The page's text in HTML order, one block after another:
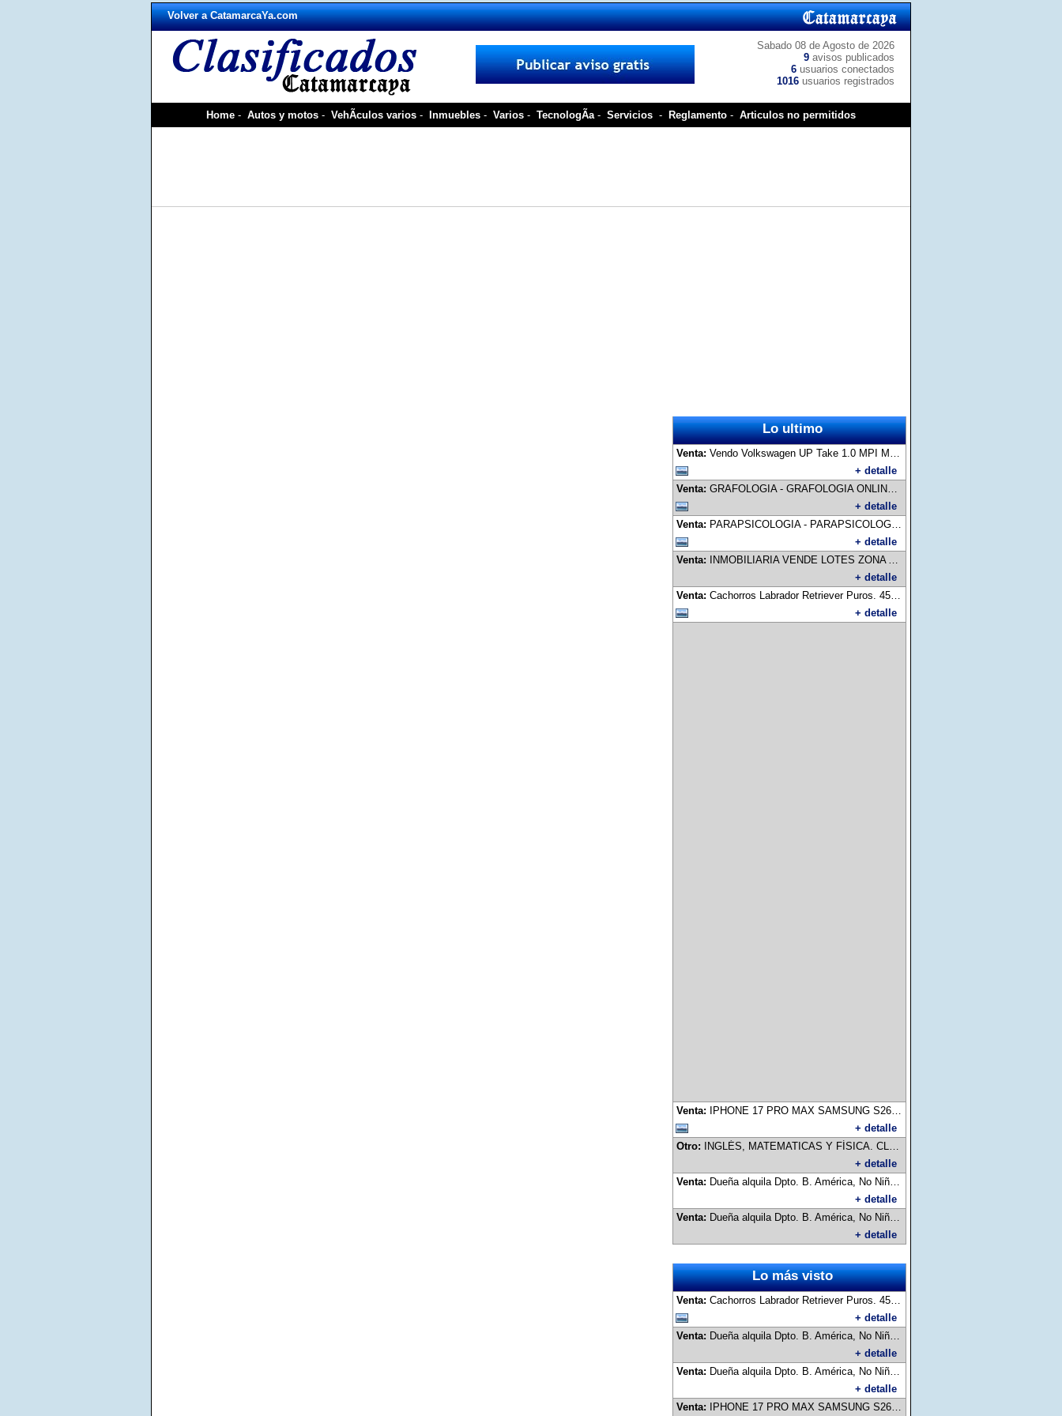
Volver a CatamarcaYa.com
Sabado 08 de Agosto de 2026
9 avisos publicados
6 usuarios conectados
1016 usuarios registrados
Home - Autos y motos - VehÃ­culos varios - Inmuebles - Varios - TecnologÃ­a- Servicios - Reglamento - Articulos no permitidos
Lo ultimo
Venta: Vendo Volkswagen UP Take 1.0 MPI Modelo 2018 en muy buen estado todo al día listo para transferir. Precio $13.500.000 escucho ofertas razonables yaya
+ detalle
Venta: GRAFOLOGIA - GRAFOLOGIA ONLINE / Estudie la carrera de Perito en Grafología apta para todo interesado y sin requisitos previos. / contacto: centroinstituto@hotmail.com / web: www.grafologiarosario.com
+ detalle
Venta: PARAPSICOLOGIA - PARAPSICOLOGIA ONLINE / Estudie la carrera de Parapsicología apta para todo interesado y sin requisitos previos. / contacto: centroinstituto@hotmail.com / web: www.parapsiquis.com
+ detalle
Venta:
INMOBILIARIA VENDE LOTES ZONA ALTA AV, DEL PINO Y AV. OJO DE AGUA TITULO PERFECTO SE RECIBE ENTREGA Y FINANCIACION PARA MAS INFO LLAMAR AL CEL. 3834621839 / 3834696946
+ detalle
Venta: Cachorros Labrador Retriever Puros. 45 días de vida vacunados/desparasitados. Padres a la vista.
+ detalle
Venta:
IPHONE 17 PRO MAX SAMSUNG S26 ULTRA Vendo en Caja Sellada. Importado del exterior. No permutas/canjes.
+ detalle
Otro:
INGLÉS, MATEMATICAS Y FÍSICA. CLASES DE APOYO, AYUDA CON LAS TAREAS, PREPARACIÓN PARA LAS PRUEBAS, EXÁMENES. CLASES PERSONALIZADAS. EXPERIENCIA. COMUNICATE AL 3834575827 (LLAMADAS O WHATSAPP)
+ detalle
Venta: Dueña alquila Dpto. B. América, No Niños, No Mascotas, 2 Habitaciones, Cocina Comedor, Baño, Lavadero, Amplio Patio, espacio verde, con plantas, frutales, lugar para guardar Motovehículo, Aire Acondic. Frio- calor, Agua Caliente, Conectividad Wifi, zona segura, tranquila, zona Comercial, a metros de Avda Mexico, parada colectivos 105, 109. Consultas 24 Hs., mensajes, audios, llamadas:3834326932.
+ detalle
Venta: Dueña alquila Dpto. B. América, No Niños, No Mascotas, 2 Habitaciones, Cocina Comedor, Baño, Lavadero, Amplio Patio, espacio verde, con plantas, frutales, lugar para guardar Motovehículo, Aire Acondic. Frio- calor, Agua Caliente, Conectividad Wifi, zona segura, tranquila, zona Comercial, a metros de Avda Mexico, parada colectivos 105, 109. Consultas 24 Hs., mensajes, audios, llamadas:3834326932.
+ detalle
Lo más visto
Venta: Cachorros Labrador Retriever Puros. 45 días de vida vacunados/desparasitados. Padres a la vista.
+ detalle
Venta: Dueña alquila Dpto. B. América, No Niños, No Mascotas, 2 Habitaciones, Cocina Comedor, Baño, Lavadero, Amplio Patio, espacio verde, con plantas, frutales, lugar para guardar Motovehículo, Aire Acondic. Frio- calor, Agua Caliente, Conectividad Wifi, zona segura, tranquila, zona Comercial, a metros de Avda Mexico, parada colectivos 105, 109. Consultas 24 Hs., mensajes, audios, llamadas:3834326932.
+ detalle
Venta: Dueña alquila Dpto. B. América, No Niños, No Mascotas, 2 Habitaciones, Cocina Comedor, Baño, Lavadero, Amplio Patio, espacio verde, con plantas, frutales, lugar para guardar Motovehículo, Aire Acondic. Frio- calor, Agua Caliente, Conectividad Wifi, zona segura, tranquila, zona Comercial, a metros de Avda Mexico, parada colectivos 105, 109. Consultas 24 Hs., mensajes, audios, llamadas:3834326932.
+ detalle
Venta:
IPHONE 17 PRO MAX SAMSUNG S26 ULTRA Vendo en Caja Sellada. Importado del exterior. No permutas/canjes.